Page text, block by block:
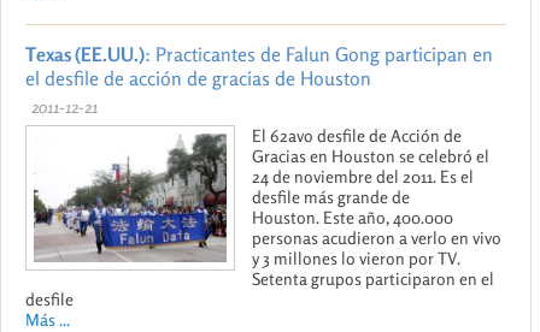
Texas (EE.UU.): Practicantes de Falun Gong participan en
el desfile de acción de gracias de Houston
2011-12-21
El 62avo desfile de Acción de
Gracias en Houston se celebró el
24 de noviembre del 2011. Es el
desfile más grande de
Houston. Este año, 400.000
personas acudieron a verlo en vivo
y 3 millones lo vieron por TV.
Setenta grupos participaron en el
desfile
Más ...